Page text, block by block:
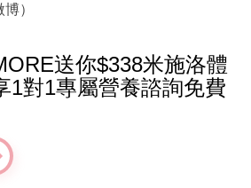
）
送你$338米施洛體
1對1專屬營養諮詢免費